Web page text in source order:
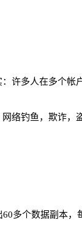
许多人在多个帐
络钓鱼，欺诈，
多个数据副本，